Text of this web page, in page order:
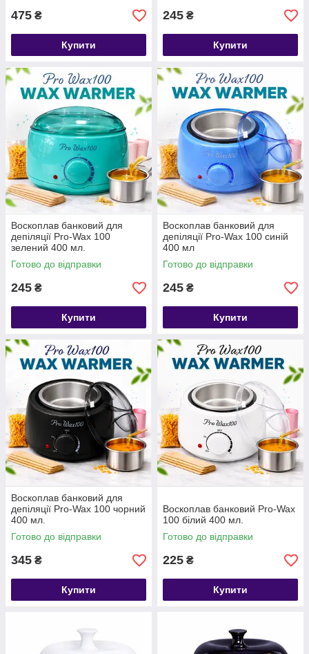
475 ₴
Купити
245 ₴
Купити
Воскоплав банковий для
депіляції Pro-Wax 100
зелений 400 мл.
Готово до відправки
245 ₴
Купити
Воскоплав банковий для
депіляції Pro-Wax 100 синій
400 мл
Готово до відправки
245 ₴
Купити
Воскоплав банковий для
депіляції Pro-Wax 100 чорний
400 мл.
Готово до відправки
345 ₴
Купити
Воскоплав банковий Pro-Wax
100 білий 400 мл.
Готово до відправки
225 ₴
Купити